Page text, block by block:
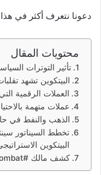
دعونا نتعرف أكثر في
محتويات المقال
تأثير التوترات
البيتكوين تشهد
العملات الرقمية
عملات متهمة
الذهب والنفط في
تخطط السيناتور
البيتكوين الاستراتيجي في
كشف مالك #HamsterKombat عن نفسه